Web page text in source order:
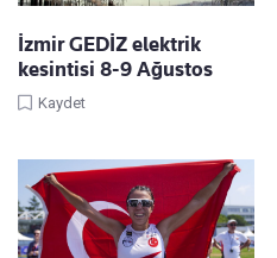
İzmir GEDİZ elektrik
kesintisi 8-9 Ağustos
Kaydet